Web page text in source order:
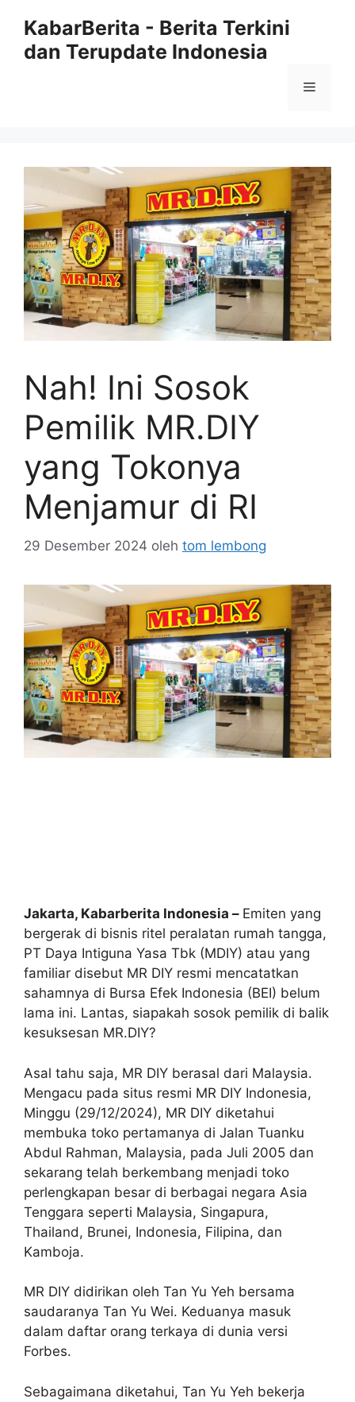
KabarBerita - Berita Terkini
dan Terupdate Indonesia
Menu
Nah! Ini Sosok
Pemilik MR.DIY
yang Tokonya
Menjamur di RI
29 Desember 2024 oleh tom lembong
Jakarta, Kabarberita Indonesia – Emiten yang
bergerak di bisnis ritel peralatan rumah tangga,
PT Daya Intiguna Yasa Tbk (MDIY) atau yang
familiar disebut MR DIY resmi mencatatkan
sahamnya di Bursa Efek Indonesia (BEI) belum
lama ini. Lantas, siapakah sosok pemilik di balik
kesuksesan MR.DIY?
Asal tahu saja, MR DIY berasal dari Malaysia.
Mengacu pada situs resmi MR DIY Indonesia,
Minggu (29/12/2024), MR DIY diketahui
membuka toko pertamanya di Jalan Tuanku
Abdul Rahman, Malaysia, pada Juli 2005 dan
sekarang telah berkembang menjadi toko
perlengkapan besar di berbagai negara Asia
Tenggara seperti Malaysia, Singapura,
Thailand, Brunei, Indonesia, Filipina, dan
Kamboja.
MR DIY didirikan oleh Tan Yu Yeh bersama
saudaranya Tan Yu Wei. Keduanya masuk
dalam daftar orang terkaya di dunia versi
Forbes.
Sebagaimana diketahui, Tan Yu Yeh bekerja